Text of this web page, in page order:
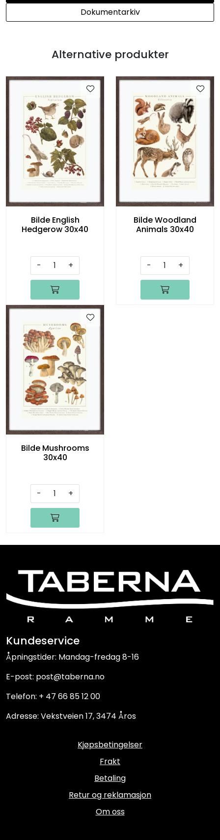
Dokumentarkiv
Alternative produkter
Bilde English
Hedgerow 30x40
- +
Bilde Woodland
Animals 30x40
- +
Bilde Mushrooms
30x40
- +
Kundeservice
Åpningstider: Mandag-fredag 8-16
E-post: post@taberna.no
Telefon: + 47 66 85 12 00
Adresse: Vekstveien 17, 3474 Åros
Kjøpsbetingelser
Frakt
Betaling
Retur og reklamasjon
Om oss